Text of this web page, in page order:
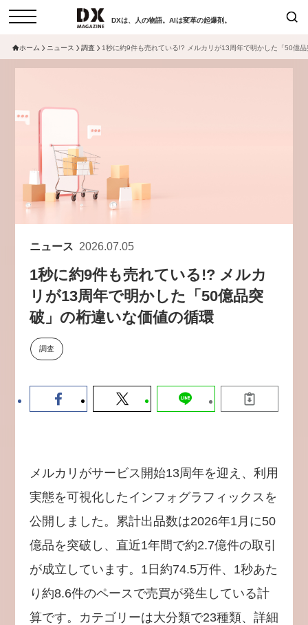
DXは、人の物語。AIは変革の起爆剤。
サービスメニュー
お問い合わせ
個人情報保護法について
採用情報
検索
現在開催予定のセミナー
セミナー
【8/12開催】「イノベーションを
学ぶ資金調達・巻き込みのリアル
2026-06-10
セミナー
【9/30開催】AIで何でもできる時
ホーム ニュース 調査 1秒に約9件も売れている!? メルカリが13周年で明かした「50億
ニュース 2026.07.05
1秒に約9件も売れている!? メルカ
リが13周年で明かした「50億品突
破」の桁違いな価値の循環
調査
メルカリがサービス開始13周年を迎え、利用
実態を可視化したインフォグラフィックスを
公開しました。累計出品数は2026年1月に50
億品を突破し、直近1年間で約2.7億件の取引
が成立しています。1日約74.5万件、1秒あた
り約8.6件のペースで売買が発生している計
算です。カテゴリーは大分類で23種類、詳細